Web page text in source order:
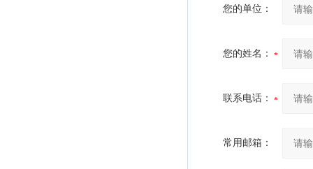
您的单位：
您的姓名：
联系电话：
常用邮箱：